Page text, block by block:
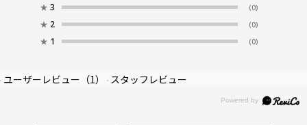
★ 3 (0)
★ 2 (0)
★ 1 (0)
ユーザーレビュー （1） スタッフレビュー